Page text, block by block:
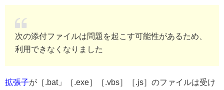
次の添付ファイルは問題を起こす可能性があるため、
利用できなくなりました
拡張子が［.bat」［.exe］［.vbs］［.js］のファイルは受け